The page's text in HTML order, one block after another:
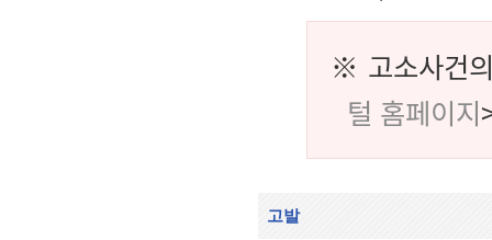
※ 고소사건
털 홈페이지
고발